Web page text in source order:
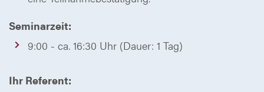
Seminarzeit:
9:00 - ca. 16:30 Uhr (Dauer: 1 Tag)
Ihr Referent: